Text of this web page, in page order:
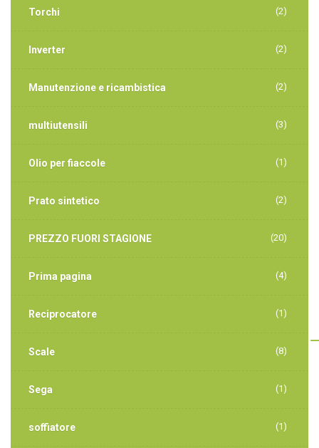
Torchi (2)
Inverter (2)
Manutenzione e ricambistica (2)
multiutensili (3)
Olio per fiaccole (1)
Prato sintetico (2)
PREZZO FUORI STAGIONE (20)
Prima pagina (4)
Reciprocatore (1)
Scale (8)
Sega (1)
soffiatore (1)